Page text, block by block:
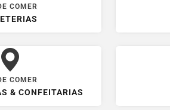
COMER
COMER
& CONFEITARIAS